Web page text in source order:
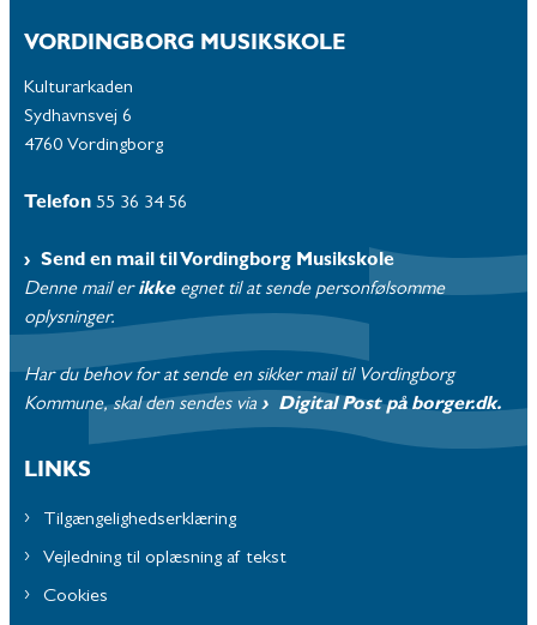
VORDINGBORG MUSIKSKOLE
Kulturarkaden
Sydhavnsvej 6
4760 Vordingborg
Telefon 55 36 34 56
Send en mail til Vordingborg Musikskole
Denne mail er ikke egnet til at sende personfølsomme
oplysninger.
Har du behov for at sende en sikker mail til Vordingborg
Kommune, skal den sendes via
Digital Post på borger.dk.
LINKS
Tilgængelighedserklæring
Vejledning til oplæsning af tekst
Cookies